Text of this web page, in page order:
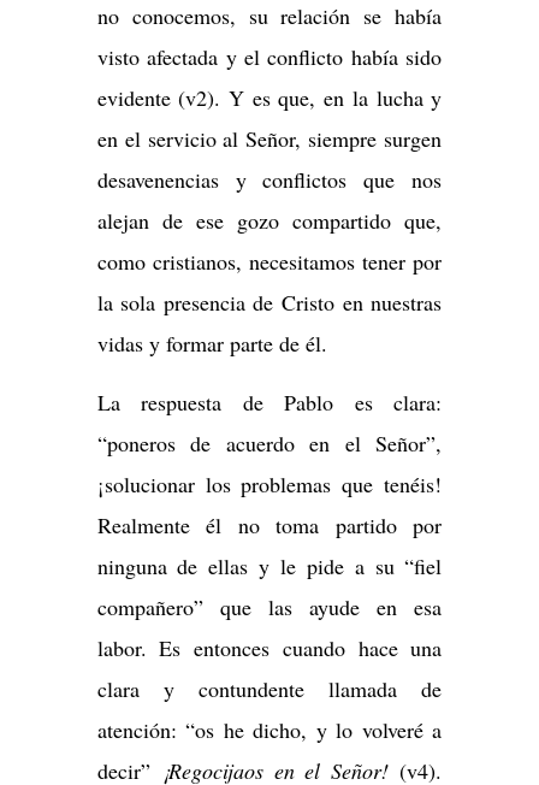
no conocemos, su relación se había
visto afectada y el conflicto había sido
evidente (v2). Y es que, en la lucha y
en el servicio al Señor, siempre surgen
desavenencias y conflictos que nos
alejan de ese gozo compartido que,
como cristianos, necesitamos tener por
la sola presencia de Cristo en nuestras
vidas y formar parte de él.
La respuesta de Pablo es clara:
“poneros de acuerdo en el Señor”,
¡solucionar los problemas que tenéis!
Realmente él no toma partido por
ninguna de ellas y le pide a su “fiel
compañero” que las ayude en esa
labor. Es entonces cuando hace una
clara y contundente llamada de
atención: “os he dicho, y lo volveré a
decir” ¡Regocijaos en el Señor! (v4).